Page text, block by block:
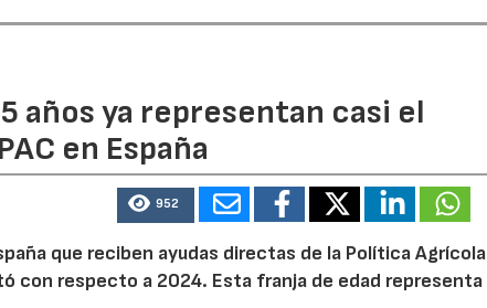
años ya representan casi el
en España
952
que reciben ayudas directas de la Política Agrícola
con respecto a 2024. Esta franja de edad representa